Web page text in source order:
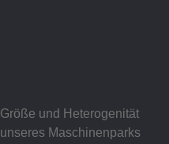
Größe und Heterogenität
unseres Maschinenparks